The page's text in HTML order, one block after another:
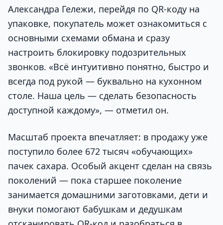
Александра Гележи, перейдя по QR-коду на
упаковке, покупатель может ознакомиться с
основными схемами обмана и сразу
настроить блокировку подозрительных
звонков. «Всё интуитивно понятно, быстро и
всегда под рукой — буквально на кухонном
столе. Наша цель — сделать безопасность
доступной каждому», — отметил он.
Масштаб проекта впечатляет: в продажу уже
поступило более 672 тысяч «обучающих»
пачек сахара. Особый акцент сделан на связь
поколений — пока старшее поколение
занимается домашними заготовками, дети и
внуки помогают бабушкам и дедушкам